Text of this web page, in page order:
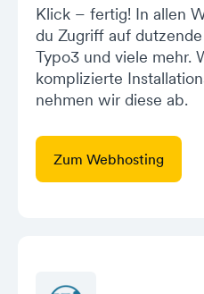
Klick – fertig! In allen
du Zugriff auf
Typo3 und viele mehr.
komplizierte
nehmen wir diese ab.
Zum Webhosting